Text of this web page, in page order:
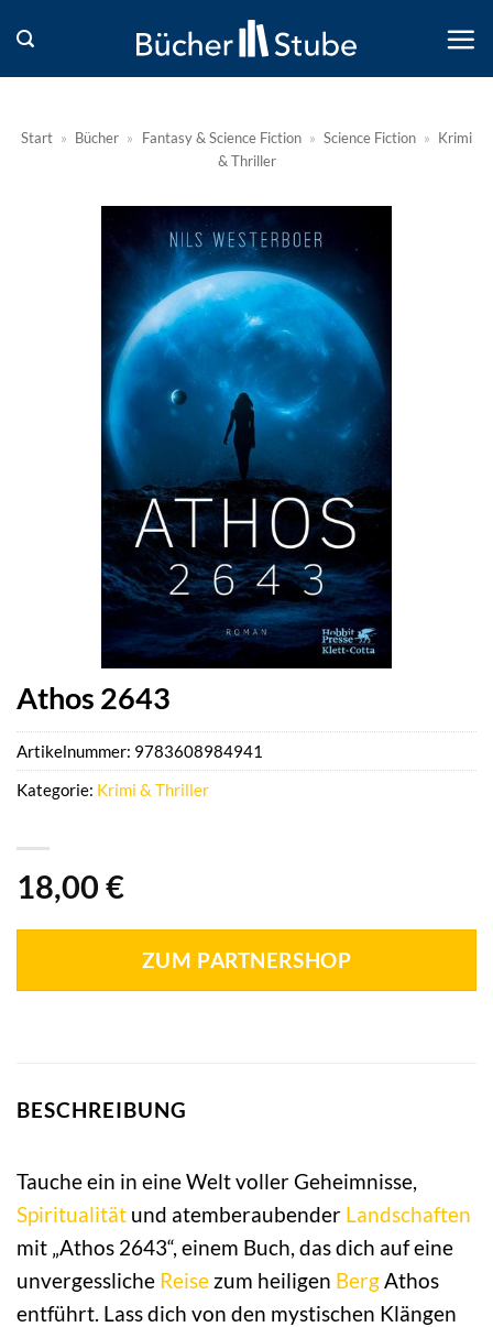
Inhalt
springen
Start » Bücher » Fantasy & Science Fiction » Science Fiction » Krimi
& Thriller
Athos 2643
18,00 €
ZUM PARTNERSHOP
Artikelnummer: 9783608984941
Kategorie: Krimi & Thriller
BESCHREIBUNG
Tauche ein in eine Welt voller Geheimnisse,
Spiritualität und atemberaubender Landschaften
mit „Athos 2643“, einem Buch, das dich auf eine
unvergessliche Reise zum heiligen Berg Athos
entführt. Lass dich von den mystischen Klängen